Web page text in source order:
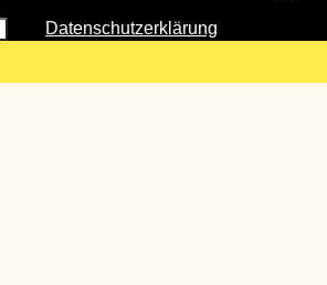
Datenschutzerklärung